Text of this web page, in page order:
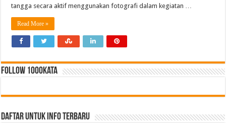
tangga secara aktif menggunakan fotografi dalam kegiatan …
Read More »
FOLLOW 1000kata
DAFTAR UNTUK INFO TERBARU